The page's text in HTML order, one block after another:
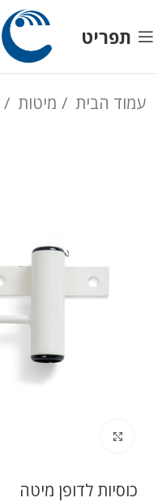
תפריט
עמוד הבית מיטות
כוסיות לדופן מיטה